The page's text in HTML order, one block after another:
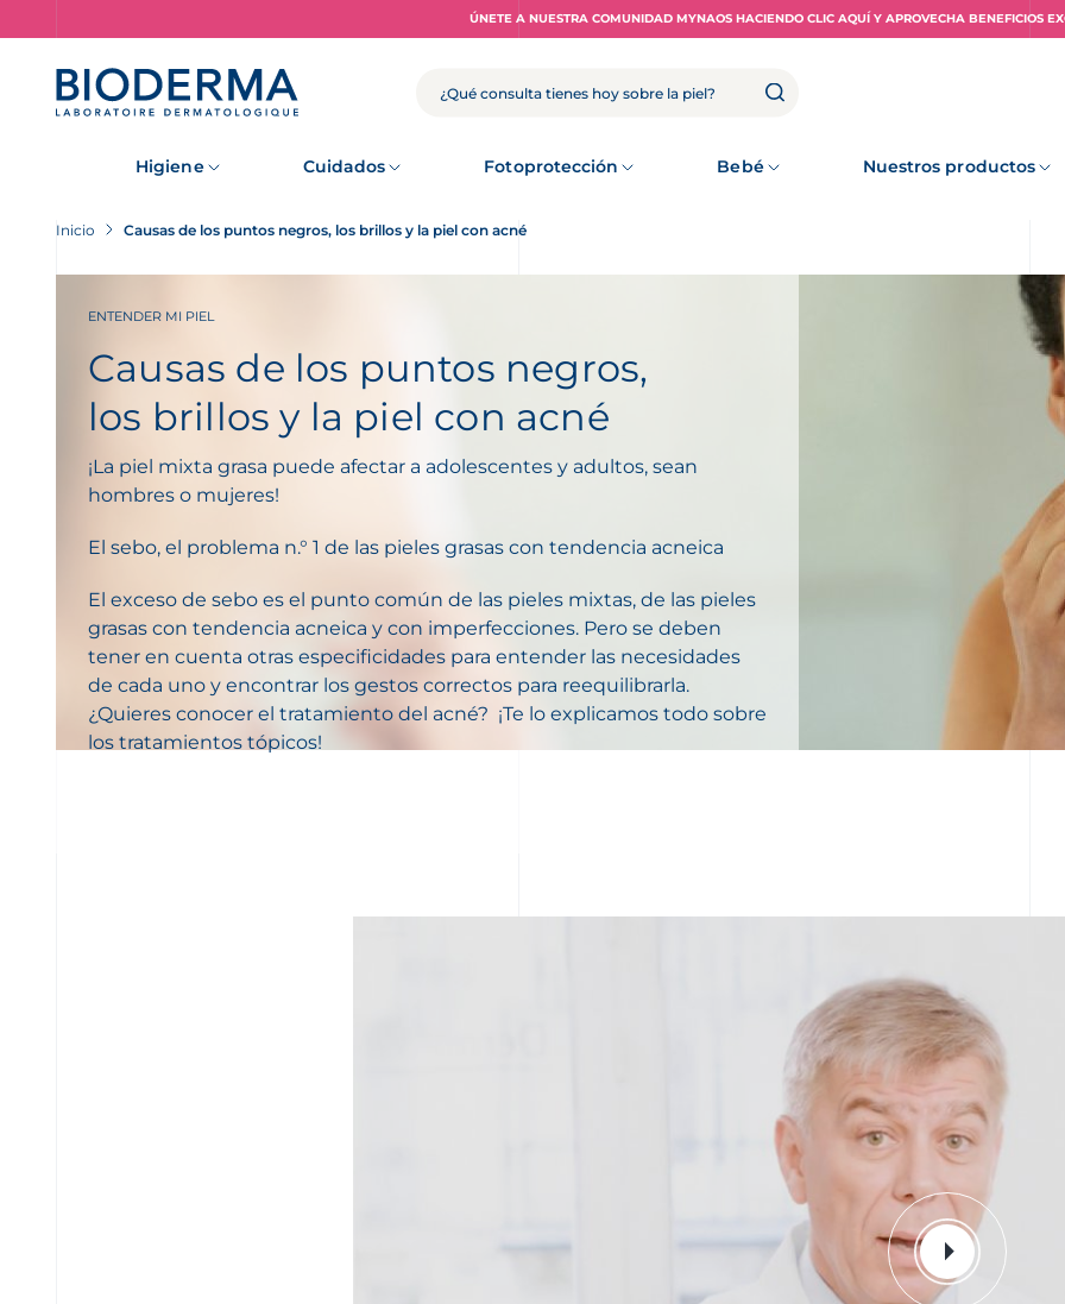
ÚNETE A NUESTRA COMUNIDAD MYNAOS HACIENDO CLIC AQUÍ Y APROVECHA BENEFICIOS
BUSCAR
Higiene Cuidados Fotoprotección Bebé Nuestros productos
Inicio Causas de los puntos negros, los brillos y la piel con acné
ENTENDER MI PIEL
Causas de los puntos negros,
los brillos y la piel con acné
¡La piel mixta grasa puede afectar a adolescentes y adultos, sean
hombres o mujeres!
El sebo, el problema n.° 1 de las pieles grasas con tendencia acneica
El exceso de sebo es el punto común de las pieles mixtas, de las pieles
grasas con tendencia acneica y con imperfecciones. Pero se deben
tener en cuenta otras especificidades para entender las necesidades
de cada uno y encontrar los gestos correctos para reequilibrarla.
¿Quieres conocer el tratamiento del acné? ¡Te lo explicamos todo sobre
los tratamientos tópicos!